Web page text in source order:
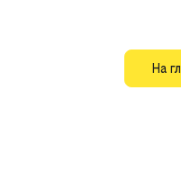
На